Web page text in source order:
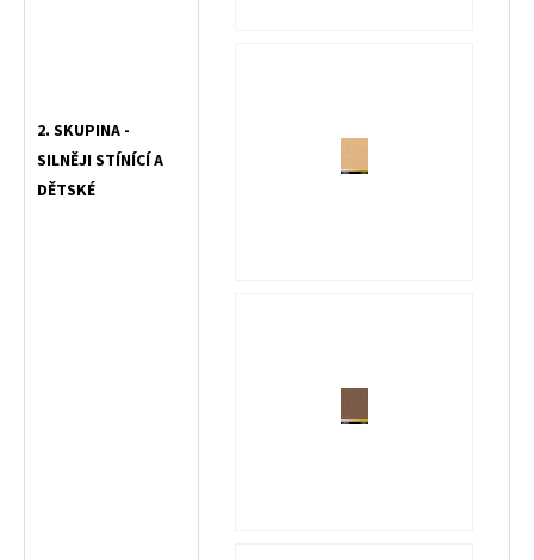
2. SKUPINA -
SILNĚJI STÍNÍCÍ A
DĚTSKÉ